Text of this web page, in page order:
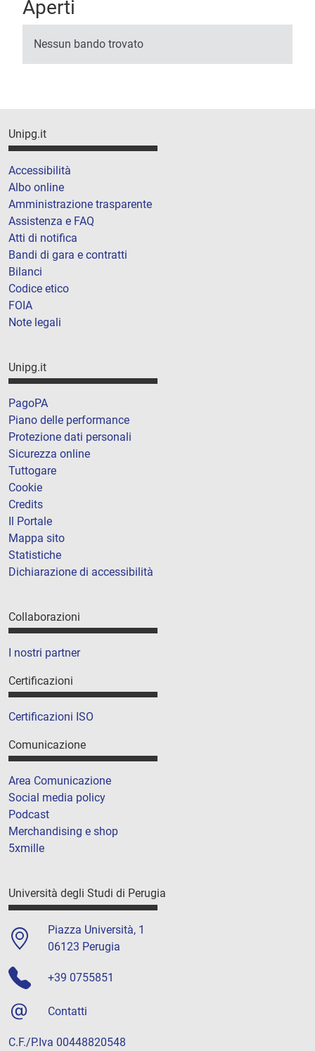
Aperti
Nessun bando trovato
Unipg.it
Accessibilità
Albo online
Amministrazione trasparente
Assistenza e FAQ
Atti di notifica
Bandi di gara e contratti
Bilanci
Codice etico
FOIA
Note legali
Unipg.it
PagoPA
Piano delle performance
Protezione dati personali
Sicurezza online
Tuttogare
Cookie
Credits
Il Portale
Mappa sito
Statistiche
Dichiarazione di accessibilità
Collaborazioni
I nostri partner
Certificazioni
Certificazioni ISO
Comunicazione
Area Comunicazione
Social media policy
Podcast
Merchandising e shop
5xmille
Università degli Studi di Perugia
Piazza Università, 1
06123 Perugia
+39 0755851
Contatti
C.F./P.Iva 00448820548